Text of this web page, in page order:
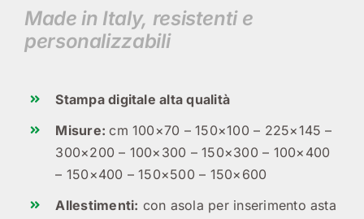
Made in Italy, resistenti e
personalizzabili
Stampa digitale alta qualità
Misure:cm 100×70 – 150×100 – 225×145 –
300×200 – 100×300 – 150×300 – 100×400
– 150×400 – 150×500 – 150×600
Allestimenti: con asola per inserimento asta